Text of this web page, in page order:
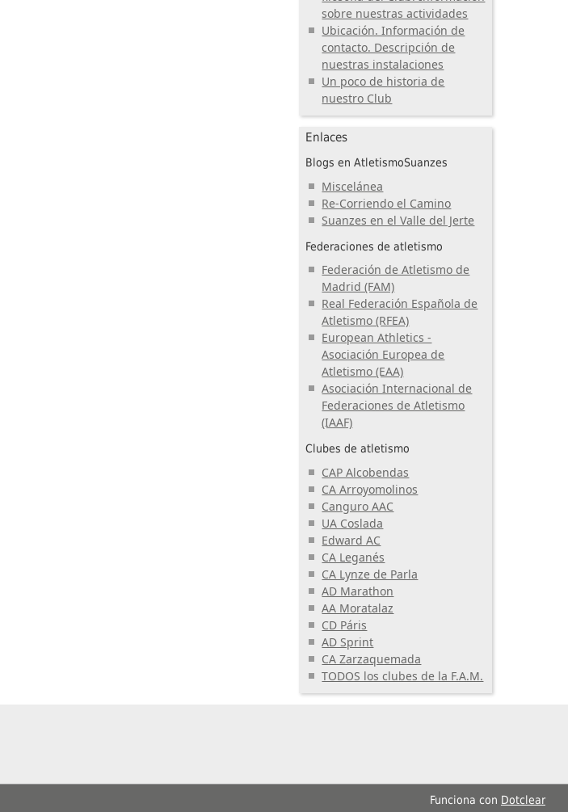
sobre nuestras actividades
Ubicación. Información de
contacto. Descripción de
nuestras instalaciones
Un poco de historia de
nuestro Club
Enlaces
Blogs en AtletismoSuanzes
Miscelánea
Re-Corriendo el Camino
Suanzes en el Valle del Jerte
Federaciones de atletismo
Federación de Atletismo de
Madrid (FAM)
Real Federación Española de
Atletismo (RFEA)
European Athletics -
Asociación Europea de
Atletismo (EAA)
Asociación Internacional de
Federaciones de Atletismo
(IAAF)
Clubes de atletismo
CAP Alcobendas
CA Arroyomolinos
Canguro AAC
UA Coslada
Edward AC
CA Leganés
CA Lynze de Parla
AD Marathon
AA Moratalaz
CD Páris
AD Sprint
CA Zarzaquemada
TODOS los clubes de la F.A.M.
Funciona con Dotclear